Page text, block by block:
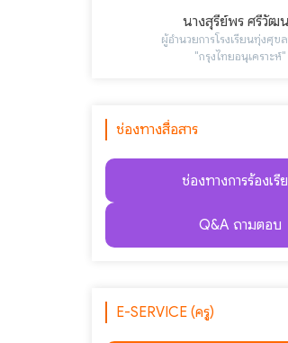
นางสุรีย์พร ศรีวัฒ
ผู้อำนวยการโรงเรียนทุ่งศุข
"กรุงไทยอนุเคราะห์"
ช่องทางสื่อสาร
ช่องทางการร้องเรี
Q&A ถามตอบ
E-SERVICE (ครู)